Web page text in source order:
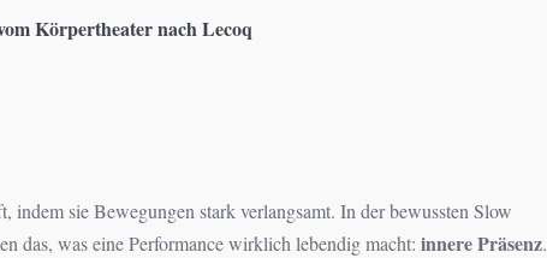
Körpertheater nach Lecoq
sie Bewegungen stark verlangsamt. In der bewussten Slow
das, was eine Performance wirklich lebendig macht: innere Präsenz.